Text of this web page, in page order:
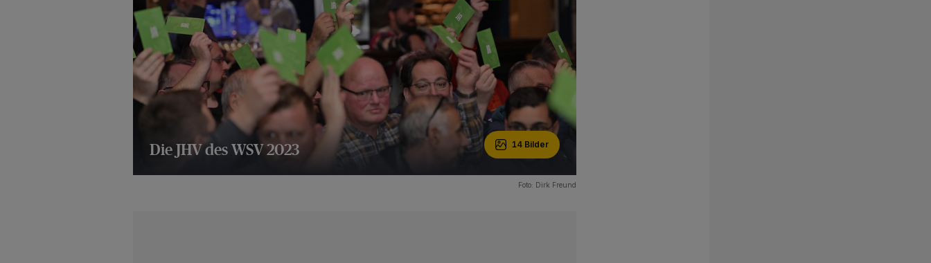
Die JHV des WSV 2023 14 Bilder
Foto: Dirk Freund